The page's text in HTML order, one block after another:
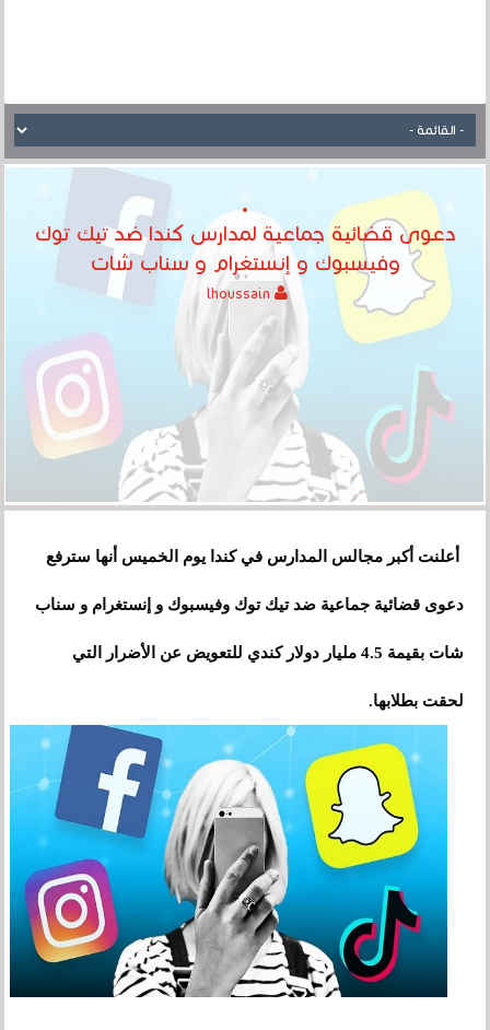
دعوى قضائية جماعية لمدارس كندا ضد تيك توك
وفيسبوك و إنستغرام و سناب شات
أعلنت أكبر مجالس المدارس في كندا يوم الخميس أنها سترفع
دعوى قضائية جماعية ضد تيك توك وفيسبوك و إنستغرام و سناب
شات بقيمة 4.5 مليار دولار كندي للتعويض عن الأضرار التي
لحقت بطلابها.